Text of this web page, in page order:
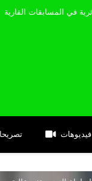
فيديوهات